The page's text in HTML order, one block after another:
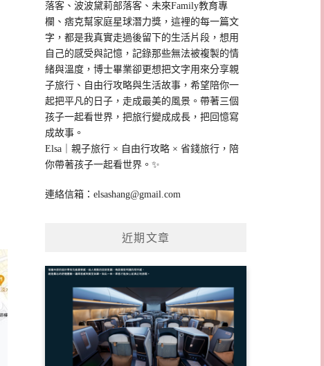
落客、波波黛莉部落客、未來Family教育專
欄、痞克幫家庭星球潛力獎，這裡的每一篇文
字，都是我真實走過後留下的生活片段，想用
自己的感受與記憶，記錄那些無法被複製的情
緒與溫度，博士畢業卻更想把文字用來分享親
子旅行、自由行攻略與生活故事，希望陪你一
起把平凡的日子，走成最美的風景。帶著三個
孩子一起看世界，把旅行變成成長，把回憶寫
成故事。
Elsa｜親子旅行 × 自由行攻略 × 省錢旅行，陪
你帶著孩子一起看世界。✨
連絡信箱：elsashang@gmail.com
近期文章